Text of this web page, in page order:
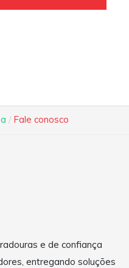
Fale conosco
e de confiança
entregando soluções